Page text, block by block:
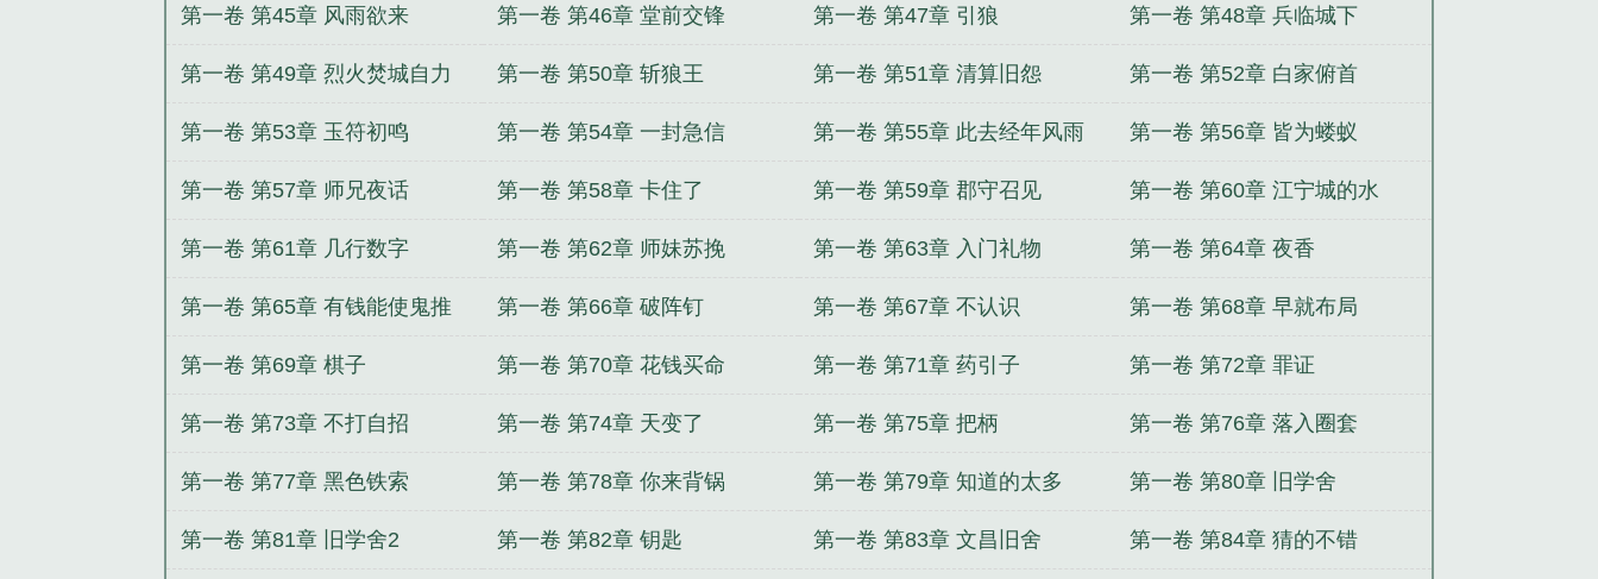
潮
第一卷 第45章 风雨欲来 第一卷 第46章 堂前交锋 第一卷 第47章 引狼 第一卷 第48章 兵临城下
第一卷 第49章 烈火焚城自力
更生
第一卷 第50章 斩狼王 第一卷 第51章 清算旧怨 第一卷 第52章 白家俯首
第一卷 第53章 玉符初鸣 第一卷 第54章 一封急信 第一卷 第55章 此去经年风雨
入城
第一卷 第56章 皆为蝼蚁
第一卷 第57章 师兄夜话 第一卷 第58章 卡住了 第一卷 第59章 郡守召见 第一卷 第60章 江宁城的水
第一卷 第61章 几行数字 第一卷 第62章 师妹苏挽 第一卷 第63章 入门礼物 第一卷 第64章 夜香
第一卷 第65章 有钱能使鬼推
磨
第一卷 第66章 破阵钉 第一卷 第67章 不认识 第一卷 第68章 早就布局
第一卷 第69章 棋子 第一卷 第70章 花钱买命 第一卷 第71章 药引子 第一卷 第72章 罪证
第一卷 第73章 不打自招 第一卷 第74章 天变了 第一卷 第75章 把柄 第一卷 第76章 落入圈套
第一卷 第77章 黑色铁索 第一卷 第78章 你来背锅 第一卷 第79章 知道的太多 第一卷 第80章 旧学舍
第一卷 第81章 旧学舍2 第一卷 第82章 钥匙 第一卷 第83章 文昌旧舍 第一卷 第84章 猜的不错